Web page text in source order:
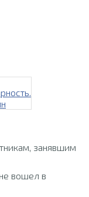
занявшим
вошел в